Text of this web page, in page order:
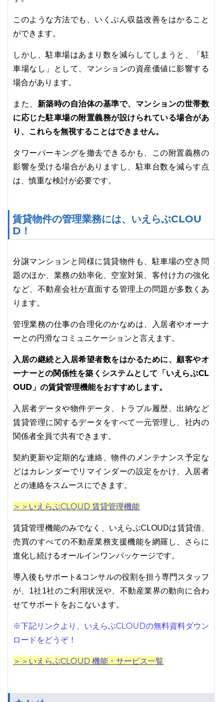
このような方法でも、いくぶん収益改善をはかること
ができます。
しかし、駐車場はあまり数を減らしてしまうと、「駐
車場なし」として、マンションの資産価値に影響する
場合があります。
また、 新築時の自治体の基準で、マンションの世帯数
に応じた駐車場の附置義務が設けられている場合があ
り、これらを無視することはできません。
タワーパーキングを撤去できるかも、この附置義務の
影響を受ける場合がありますし、駐車台数を減らす点
は、慎重な検討が必要です。
賃貸物件の管理業務には、いえらぶCLOU
D！
分譲マンションと同様に賃貸物件も、駐車場の空き問
題のほか、業務の効率化、空室対策、客付け力の強化
など、不動産会社が直面する管理上の問題が多数くあ
ります。
管理業務の仕事の合理化のかなめは、入居者やオーナ
ーとの円滑なコミュニケーションと言えます。
入居の継続と入居希望者数をはかるために、顧客やオ
ーナーとの関係性を築くシステムとして「いえらぶCL
OUD」の賃貸管理機能をおすすめします。
入居者データや物件データ、トラブル履歴、出納など
賃貸管理に関するデータをすべて一元管理し、社内の
関係者全員で共有できます。
契約更新や定期的な連絡、物件のメンテナンス予定な
どはカレンダーでリマインダーの設定をかけ、入居者
との連絡をスムースにできます。
＞＞いえらぶCLOUD 賃貸管理機能
賃貸管理機能のみでなく、いえらぶCLOUDは賃貸借、
売買のすべての不動産業務支援機能を網羅し、さらに
進化し続けるオールインワンパッケージです。
導入後もサポート&コンサルの役割を担う専門スタッフ
が、1社1社のご利用状況や、不動産業界の動向に合わ
せてサポートをおこないます。
※下記リンクより、いえらぶCLOUDの無料資料ダウン
ロードをどうぞ！
＞＞いえらぶCLOUD 機能・サービス一覧